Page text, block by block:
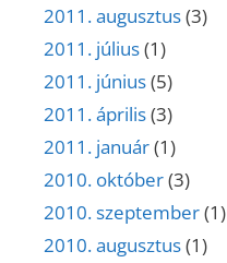
2011. augusztus(3)
2011. július(1)
2011. június(5)
2011. április(3)
2011. január(1)
2010. október(3)
2010. szeptember(1)
2010. augusztus(1)